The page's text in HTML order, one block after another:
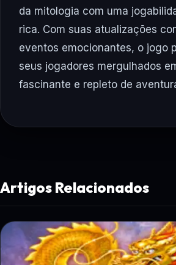
da mitologia com uma
rica. Com suas atualizações
eventos emocionantes, o jogo
seus jogadores mergulhados
fascinante e repleto de
Artigos Relacionados